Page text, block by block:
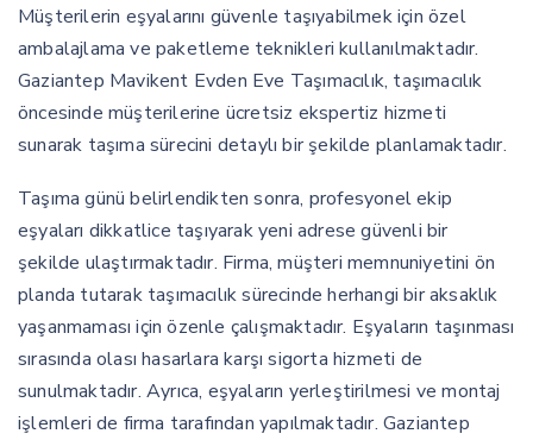
Müşterilerin eşyalarını güvenle taşıyabilmek için özel
ambalajlama ve paketleme teknikleri kullanılmaktadır.
Gaziantep Mavikent Evden Eve Taşımacılık, taşımacılık
öncesinde müşterilerine ücretsiz ekspertiz hizmeti
sunarak taşıma sürecini detaylı bir şekilde planlamaktadır.
Taşıma günü belirlendikten sonra, profesyonel ekip
eşyaları dikkatlice taşıyarak yeni adrese güvenli bir
şekilde ulaştırmaktadır. Firma, müşteri memnuniyetini ön
planda tutarak taşımacılık sürecinde herhangi bir aksaklık
yaşanmaması için özenle çalışmaktadır. Eşyaların taşınması
sırasında olası hasarlara karşı sigorta hizmeti de
sunulmaktadır. Ayrıca, eşyaların yerleştirilmesi ve montaj
işlemleri de firma tarafından yapılmaktadır. Gaziantep